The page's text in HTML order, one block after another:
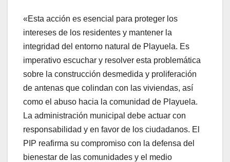
«Esta acción es esencial para proteger los
intereses de los residentes y mantener la
integridad del entorno natural de Playuela. Es
imperativo escuchar y resolver esta problemática
sobre la construcción desmedida y proliferación
de antenas que colindan con las viviendas, así
como el abuso hacia la comunidad de Playuela.
La administración municipal debe actuar con
responsabilidad y en favor de los ciudadanos. El
PIP reafirma su compromiso con la defensa del
bienestar de las comunidades y el medio